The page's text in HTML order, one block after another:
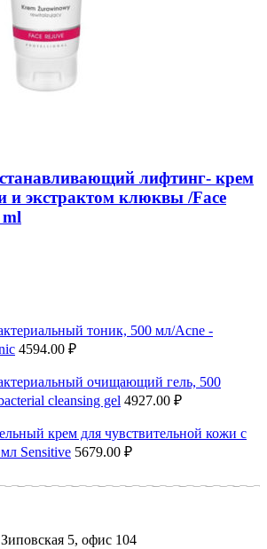
лифтинг- крем
и экстрактом клюквы /Face
ml
тоник, 500 мл/Acne -
4594.00 ₽
очищающий гель, 500
cleansing gel 4927.00 ₽
крем для чувствительной кожи с
Sensitive 5679.00 ₽
5, офис 104